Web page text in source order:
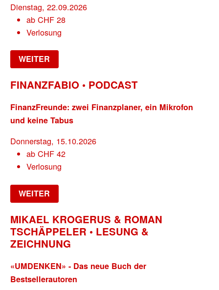
Dienstag, 22.09.2026
ab CHF28
Verlosung
WEITER
FINANZFABIO • PODCAST
FinanzFreunde: zwei Finanzplaner, ein Mikrofon
und keine Tabus
Donnerstag, 15.10.2026
ab CHF42
Verlosung
WEITER
MIKAEL KROGERUS & ROMAN
TSCHÄPPELER • LESUNG &
ZEICHNUNG
«UMDENKEN» - Das neue Buch der
Bestsellerautoren